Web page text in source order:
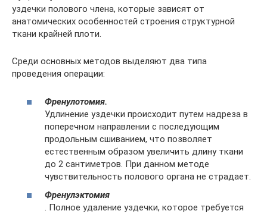
уздечки полового члена, которые зависят от
анатомических особенностей строения структурной
ткани крайней плоти.
Среди основных методов выделяют два типа
проведения операции:
Френулотомия.
Удлинение уздечки происходит путем надреза в
поперечном направлении с последующим
продольным сшиванием, что позволяет
естественным образом увеличить длину ткани
до 2 сантиметров. При данном методе
чувствительность полового органа не страдает.
Френулэктомия
. Полное удаление уздечки, которое требуется